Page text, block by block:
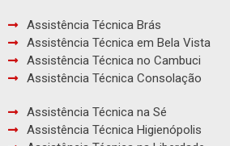
Assistência Técnica Brás
Assistência Técnica em Bela Vista
Assistência Técnica no Cambuci
Assistência Técnica Consolação
Assistência Técnica na Sé
Assistência Técnica Higienópolis